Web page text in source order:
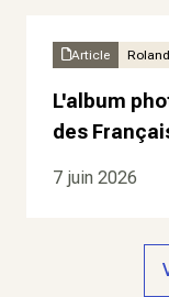
Article
L'album
des
7 juin 2026